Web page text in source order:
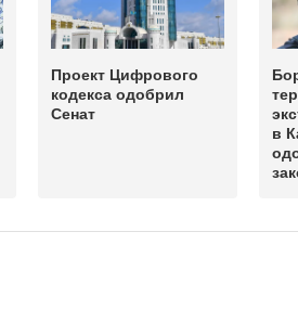
Проект Цифрового
кодекса одобрил
Сенат
в